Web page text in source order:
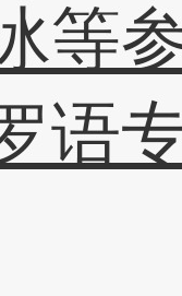
等
语